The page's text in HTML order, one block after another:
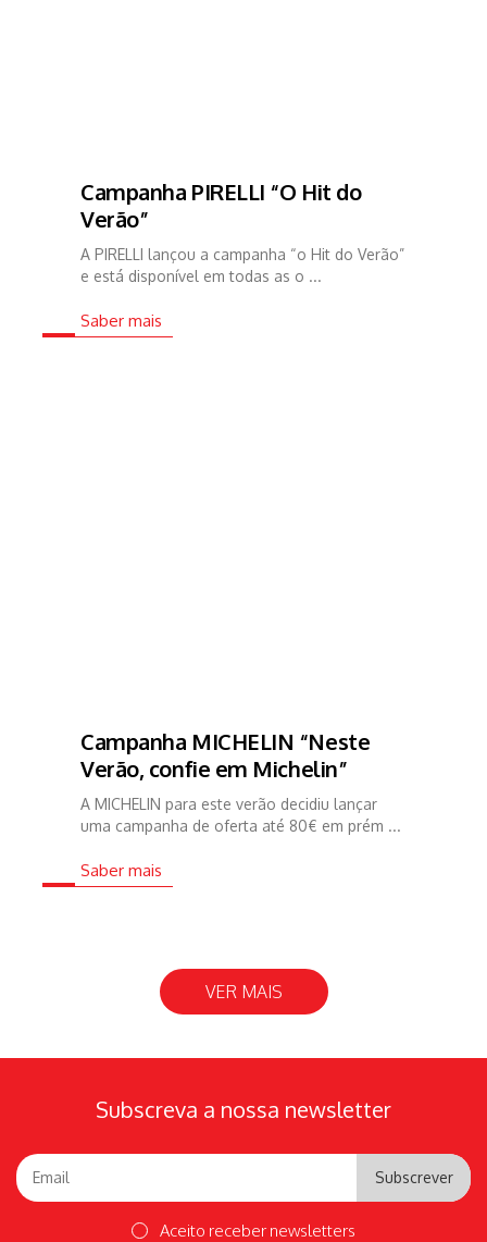
Campanha PIRELLI “O Hit do
Verão”
A PIRELLI lançou a campanha “o Hit do Verão”
e está disponível em todas as o ...
Saber mais
Campanha MICHELIN “Neste
Verão, confie em Michelin”
A MICHELIN para este verão decidiu lançar
uma campanha de oferta até 80€ em prém ...
Saber mais
VER MAIS
Subscreva a nossa newsletter
Subscrever
Aceito receber newsletters